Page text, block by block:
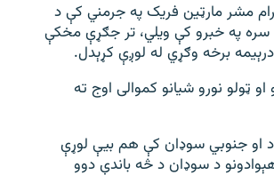
راډيو ټولې پاڼې
مشر مارټین فریک په جرمني کې د
په خبرو کې ویلي، تر جګړې مخکې
برخه وګړي له لوږې کړېدل.
ټولو نورو شیانو کموالی اوج ته
او جنوبي سوډان کې هم بیې لوړې
د سوډان د څه باندې دوو